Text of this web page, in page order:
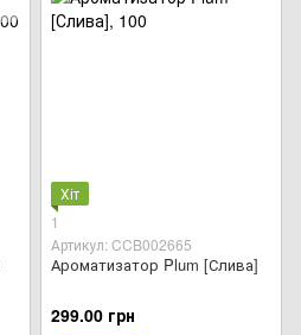
Хіт
1
Артикул: CCB002665
Ароматизатор Plum [Слива]
299.00 грн